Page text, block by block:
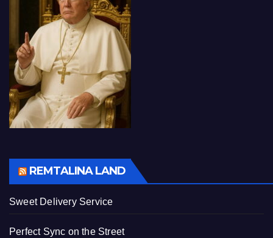
REMTALINA LAND
Sweet Delivery Service
Perfect Sync on the Street